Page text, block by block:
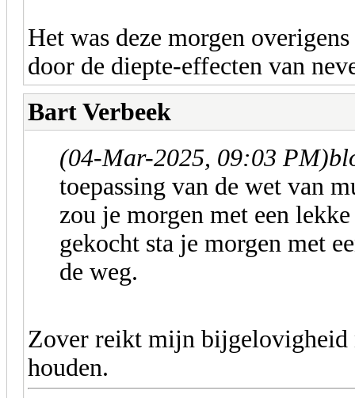
Het was deze morgen
door de diepte-effecten van
Bart Verbeek
(04-Mar-2025, 09:03 PM)
toepassing van de wet van
zou je morgen met een
gekocht sta je morgen met
de weg.
Zover reikt mijn bijgelovigheid
houden.